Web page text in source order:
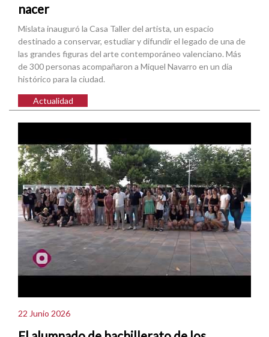
nacer
Mislata inauguró la Casa Taller del artista, un espacio
destinado a conservar, estudiar y difundir el legado de una de
las grandes figuras del arte contemporáneo valenciano. Más
de 300 personas acompañaron a Miquel Navarro en un día
histórico para la ciudad.
Actualidad
22 Junio 2026